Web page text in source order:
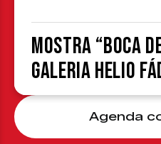
Mostra “Boca
Galeria Helio
Agenda